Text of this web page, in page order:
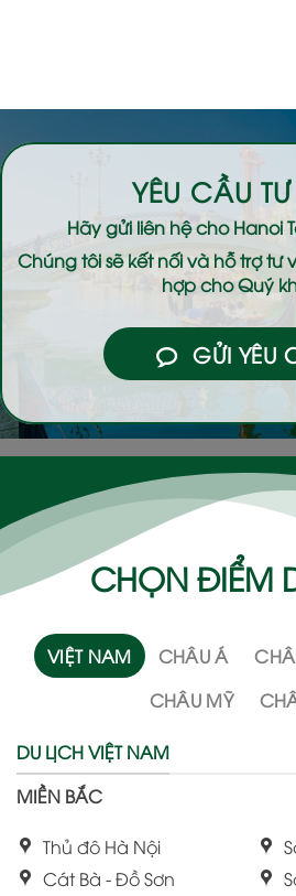
YÊU CẦU
Hãy gửi liên hệ choHanoi
Chúng tôi sẽ kết nối và hỗ trợ
hợp cho Quý
GỬI YÊU
CHỌN ĐIỂM
VIỆT NAM CHÂU Á
CHÂU MỸ
DU LỊCH VIỆT NAM
MIỀN BẮC
Thủ đô Hà Nội
Cát Bà - Đồ Sơn